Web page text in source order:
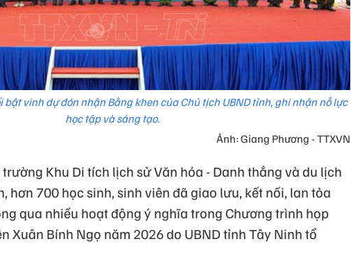
vinh dự đón nhận Bằng khen của Chủ tịch UBND tỉnh, ghi nhận nỗ lực
học tập và sáng tạo.
Ảnh: Giang Phương - TTXVN
Khu Di tích lịch sử Văn hóa - Danh thắng và du lịch
hơn 700 học sinh, sinh viên đã giao lưu, kết nối, lan tỏa
qua nhiều hoạt động ý nghĩa trong Chương trình họp
Xuân Bính Ngọ năm 2026 do UBND tỉnh Tây Ninh tổ